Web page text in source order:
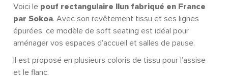
Voici le pouf rectangulaire Ilun fabriqué en France
par Sokoa. Avec son revêtement tissu et ses lignes
épurées, ce modèle de soft seating est idéal pour
aménager vos espaces d’accueil et salles de pause.
Il est proposé en plusieurs coloris de tissu pour l’assise
et le flanc.